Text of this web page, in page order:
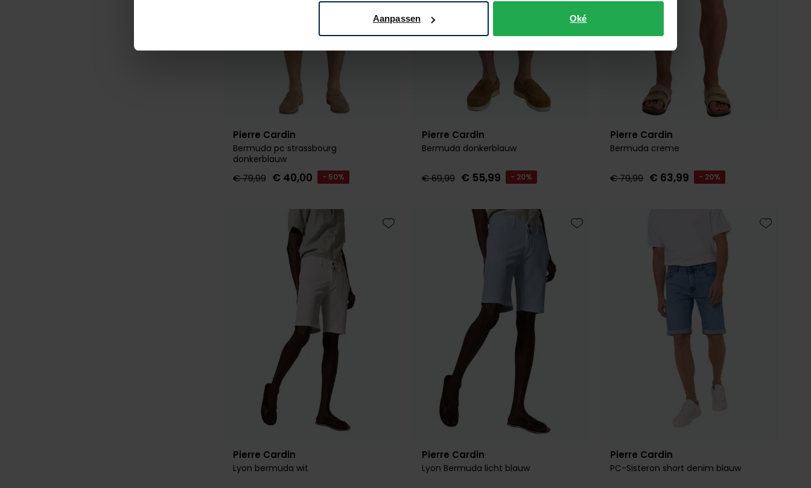
Aanpassen Oké
Pierre Cardin
Bermuda pc strassbourg
donkerblauw
€ 79,99 € 40,00 - 50%
Pierre Cardin
Bermuda donkerblauw
€ 69,99 € 55,99 - 20%
Pierre Cardin
Bermuda creme
€ 79,99 € 63,99 - 20%
Pierre Cardin
Lyon bermuda wit
Toevoegen aan favorieten
Pierre Cardin
Lyon Bermuda licht blauw
Pierre Cardin
PC-Sisteron short denim blauw